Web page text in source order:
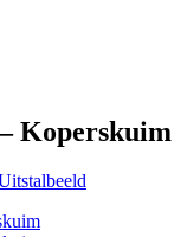
Koperskuim